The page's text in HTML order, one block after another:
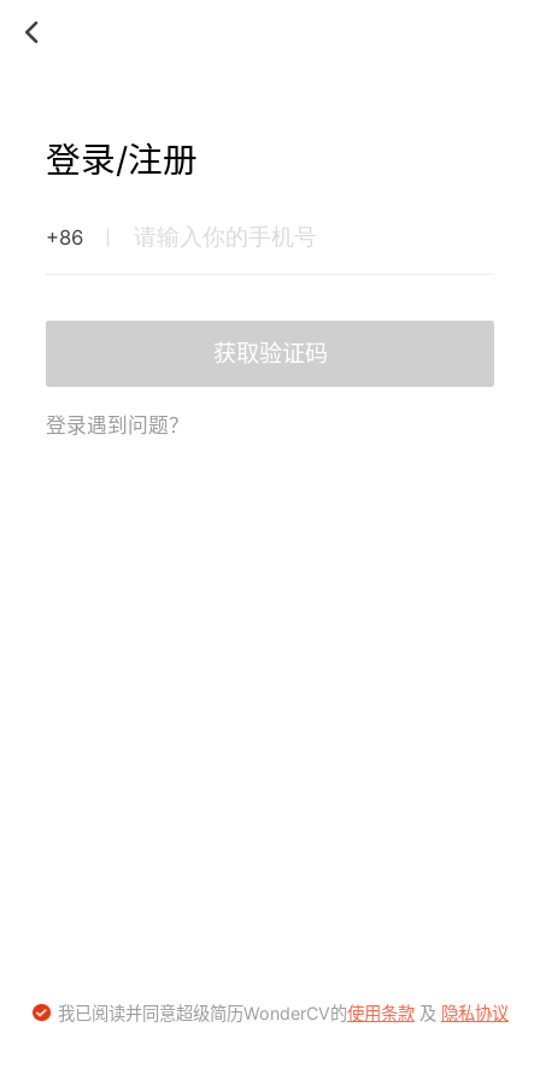
登录/注册
+86
获取验证码
登录遇到问题？
我已阅读并同意超级简历WonderCV的使用条款及 隐私协议